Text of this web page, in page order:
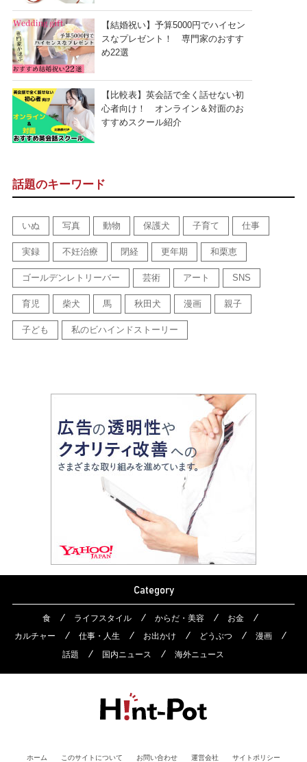
【結婚祝い】予算5000円でハイセン
スなプレゼント！ 専門家のおすす
め22選
【比較表】英会話で全く話せない初
心者向け！ オンライン＆対面のお
すすめスクール紹介
話題のキーワード
いぬ 写真 動物 保護犬 子育て 仕事
実録 不妊治療 閉経 更年期 和栗恵
ゴールデンレトリーバー 芸術 アート SNS
育児 柴犬 馬 秋田犬 漫画 親子
子ども 私のビハインドストーリー
Category
食 ライフスタイル からだ・美容
お金
カルチャー
仕事・人生 お出かけ どうぶつ
漫画
話題
国内ニュース 海外ニュース
ホーム このサイトについて お問い合わせ 運営会社 サイトポリシー